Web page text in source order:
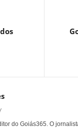
do Goiás365. O